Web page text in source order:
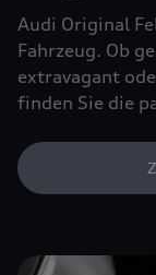
Audi Original
Fahrzeug. Ob
extravagant
finden Sie die